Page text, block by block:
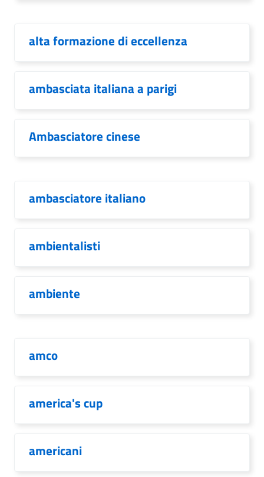
alta formazione di eccellenza
ambasciata italiana a parigi
Ambasciatore cinese
ambasciatore italiano
ambientalisti
ambiente
amco
america's cup
americani